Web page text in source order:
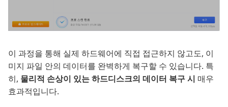
이 과정을 통해 실제 하드웨어에 직접 접근하지 않고도, 이
미지 파일 안의 데이터를 완벽하게 복구할 수 있습니다. 특
히, 물리적 손상이 있는 하드디스크의 데이터 복구 시 매우
효과적입니다.